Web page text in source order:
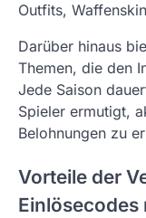
Outfits,
Darüber hinaus
Themen, die den
Jede Saison
Spieler ermutigt,
Belohnungen zu
Vorteile der
Einlösecodes